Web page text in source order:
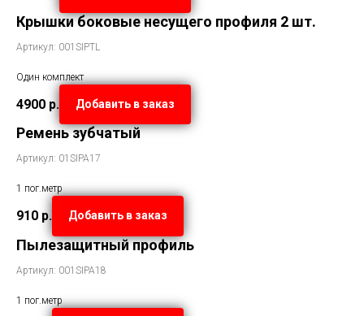
Крышки боковые несущего профиля 2 шт.
Артикул: 001SIPTL
Один комплект
4900 р. Добавить в заказ
Ремень зубчатый
Артикул: 01SIPA17
1 пог.метр
910 р. Добавить в заказ
Пылезащитный профиль
Артикул: 001SIPA18
1 пог.метр